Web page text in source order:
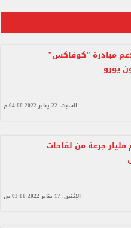
مبادرة "كوفاكس"
السبت، 22 يناير 2022 04:00 م
مليار جرعة من لقاحات
الإثنين، 17 يناير 2022 03:00 ص